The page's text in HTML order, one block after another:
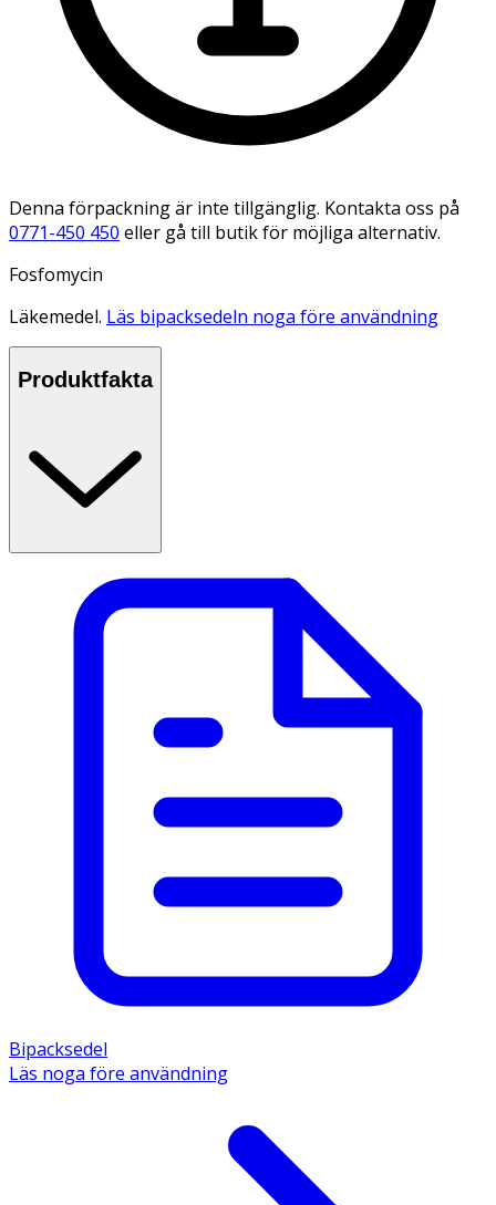
Denna förpackning är inte tillgänglig. Kontakta oss på
0771-450 450 eller gå till butik för möjliga alternativ.
Fosfomycin
Läkemedel. Läs bipacksedeln noga före användning
Produktfakta
Bipacksedel
Läs noga före användning